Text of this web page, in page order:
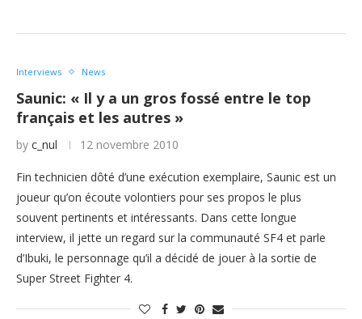
Interviews News
Saunic: « Il y a un gros fossé entre le top
français et les autres »
by c_nul 12 novembre 2010
Fin technicien dôté d’une exécution exemplaire, Saunic est un
joueur qu’on écoute volontiers pour ses propos le plus
souvent pertinents et intéressants. Dans cette longue
interview, il jette un regard sur la communauté SF4 et parle
d’Ibuki, le personnage qu’il a décidé de jouer à la sortie de
Super Street Fighter 4.